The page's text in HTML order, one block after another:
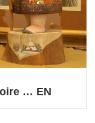
… EN